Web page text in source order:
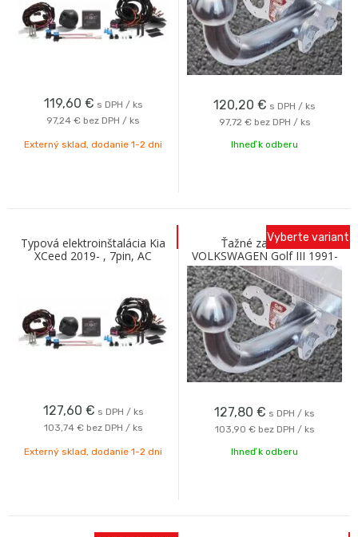
119,60 € s DPH / ks
97,24 € bez DPH / ks
Externý sklad, dodanie 1-2 dni
120,20 € s DPH / ks
97,72 € bez DPH / ks
Ihneď k odberu
Typová elektroinštalácia Kia
XCeed 2019- , 7pin, AC
127,60 € s DPH / ks
103,74 € bez DPH / ks
Externý sklad, dodanie 1-2 dni
Ťažné zariadenie
VOLKSWAGEN Golf III 1991-
1997 so skrutkovým
odnímaním A Galia
127,80 € s DPH / ks
103,90 € bez DPH / ks
Vyberte variant
Ihneď k odberu